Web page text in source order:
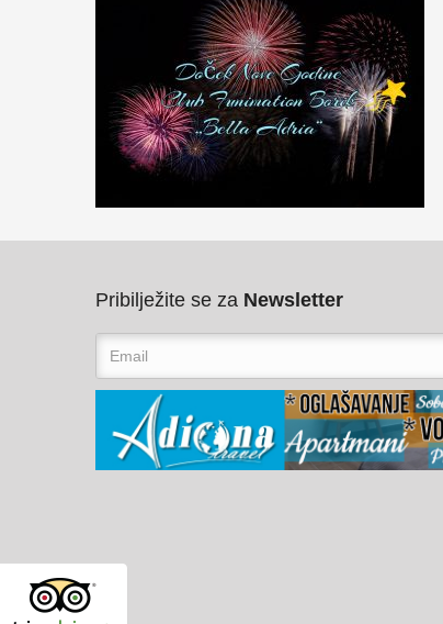
Pribilježite se za Newsletter